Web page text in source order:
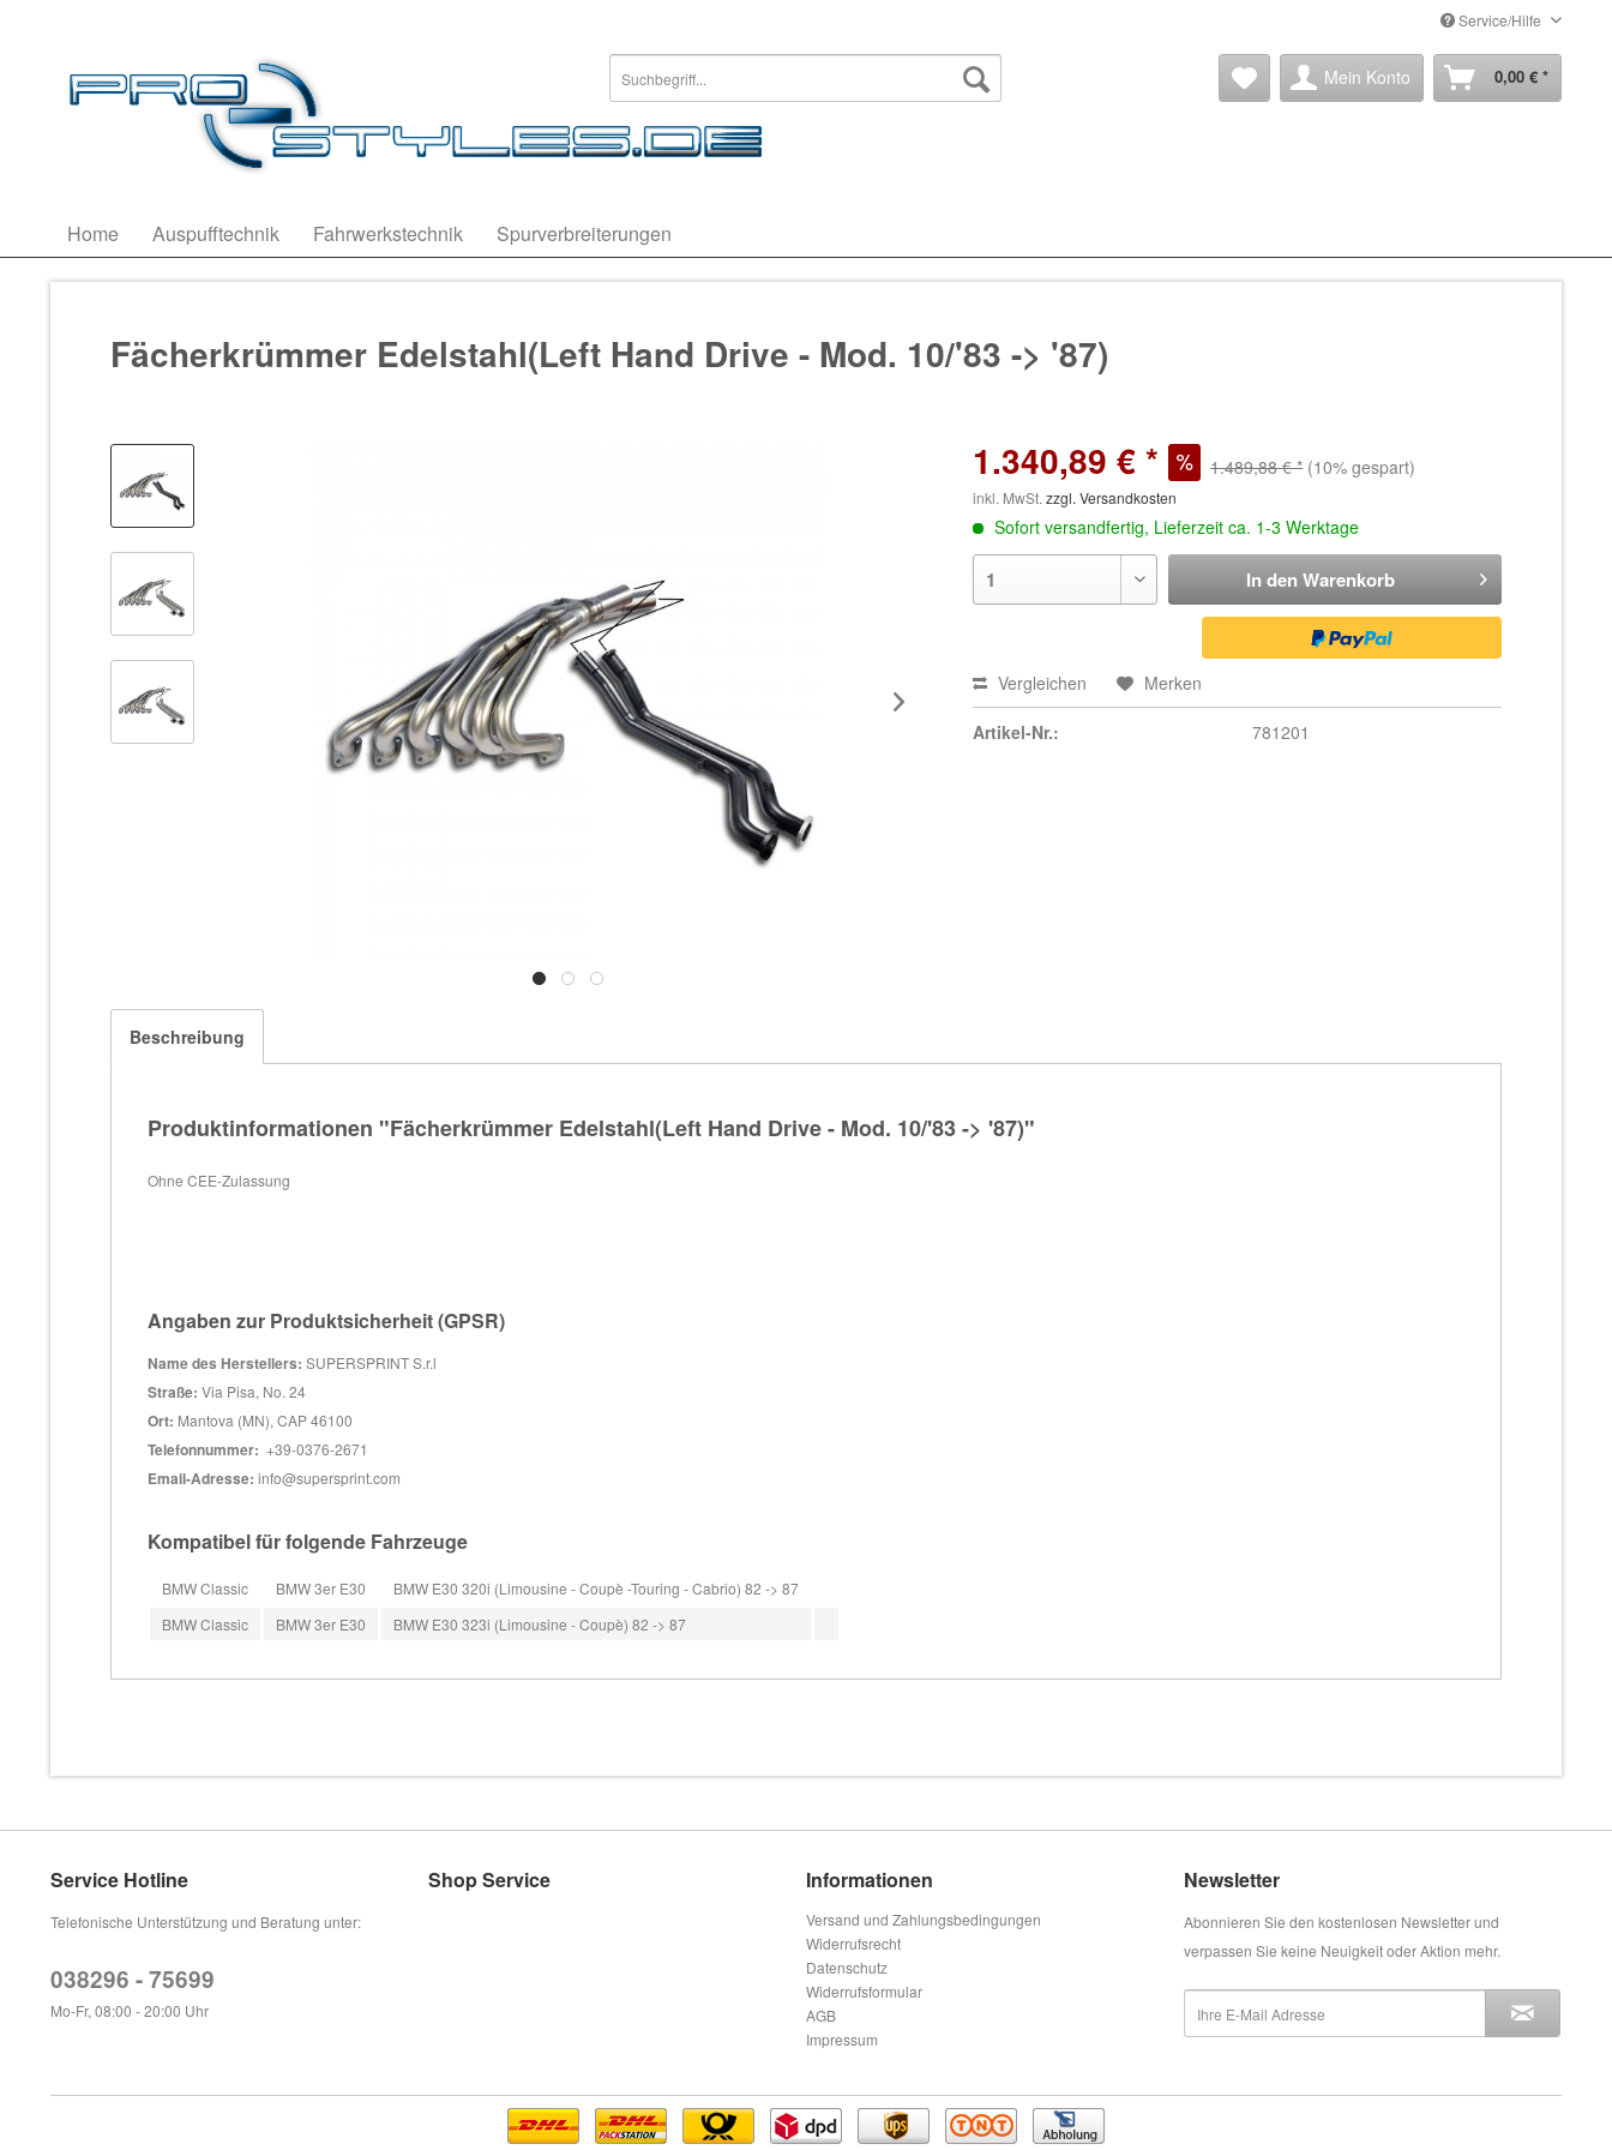
Service/Hilfe
Mein Konto 0,00 € *
Home Auspufftechnik Fahrwerkstechnik Spurverbreiterungen
Fächerkrümmer Edelstahl(Left Hand Drive - Mod. 10/'83 -> '87)
1.340,89 € * 1.489,88 € * (10% gespart)
inkl. MwSt.zzgl. Versandkosten
Sofort versandfertig, Lieferzeit ca. 1-3 Werktage
In den Warenkorb
Vergleichen Merken
Artikel-Nr.: 781201
Beschreibung
Produktinformationen "Fächerkrümmer Edelstahl(Left Hand Drive - Mod. 10/'83 -> '87)"
Ohne CEE-Zulassung
Angaben zur Produktsicherheit (GPSR)
Name des Herstellers: SUPERSPRINT S.r.l
Straße: Via Pisa, No. 24
Ort: Mantova (MN), CAP 46100
Telefonnummer: +39-0376-2671
Email-Adresse: info@supersprint.com
Kompatibel für folgende Fahrzeuge
BMW Classic BMW 3er E30
BMW E30 320i (Limousine - Coupè -Touring - Cabrio) 82 -> 87
BMW Classic
BMW 3er E30 BMW E30 323i (Limousine - Coupè) 82 -> 87
Service Hotline
Telefonische Unterstützung und Beratung unter:
038296 - 75699
Mo-Fr, 08:00 - 20:00 Uhr
Shop Service Informationen
Versand und Zahlungsbedingungen
Widerrufsrecht
Datenschutz
Widerrufsformular
AGB
Impressum
Newsletter
Abonnieren Sie den kostenlosen Newsletter und
verpassen Sie keine Neuigkeit oder Aktion mehr.